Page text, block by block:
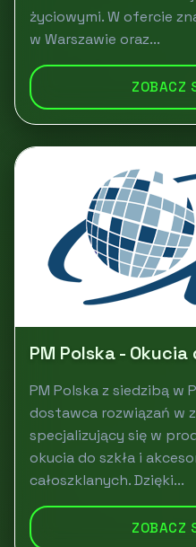
życiowymi. W ofercie
w Warszawie oraz...
ZOBACZ
PM Polska - Okucia
PM Polska z siedzibą
dostawca rozwiązań w
specjalizujący się w
okucia do szkła i
całoszklanych. Dzięki...
ZOBACZ